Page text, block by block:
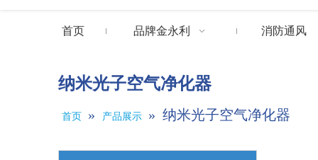
首页 品牌金永利 消防通风
纳米光子空气净化器
首页 » 产品展示 » 纳米光子空气净化器